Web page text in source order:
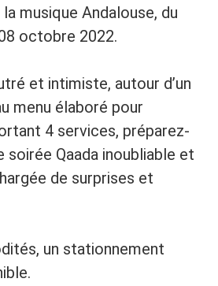
musique Andalouse, du
octobre 2022.
et intimiste, autour d’un
menu élaboré pour
4 services, préparez-
soirée Qaada inoubliable et
de surprises et
un stationnement